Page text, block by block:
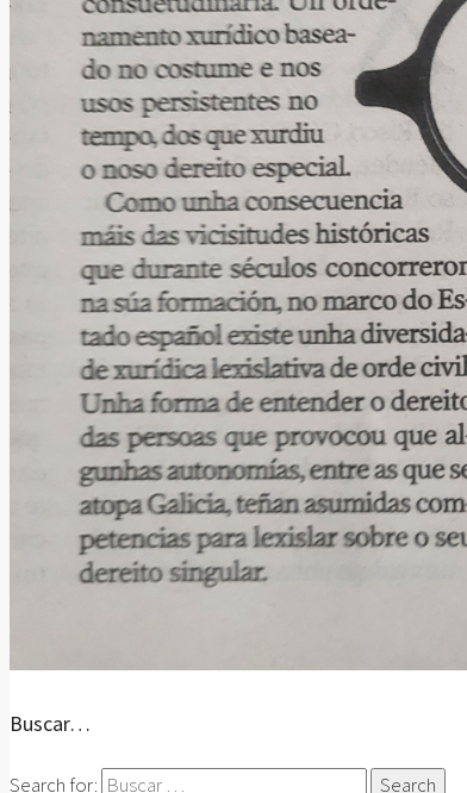
Buscar…
Search for: